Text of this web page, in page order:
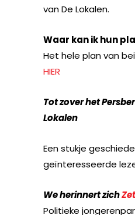
van De Lokalen.
Waar kan ik hun
Het hele plan van
HIER
Tot zover het
Lokalen
Een stukje
geïnteresseerde
We herinnert zich
Politieke